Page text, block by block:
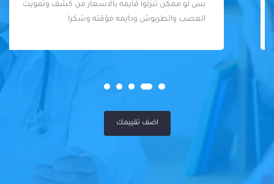
بس لو ممكن تنزلوا قايمه بالاسعار من كشف وتمويت
العصب والطربوش ودايمه مؤقته وشكرا
اضف تقييمك